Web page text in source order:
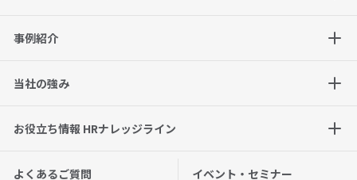
事例紹介
当社の強み
お役立ち情報 HRナレッジライン
よくあるご質問 イベント・セミナー